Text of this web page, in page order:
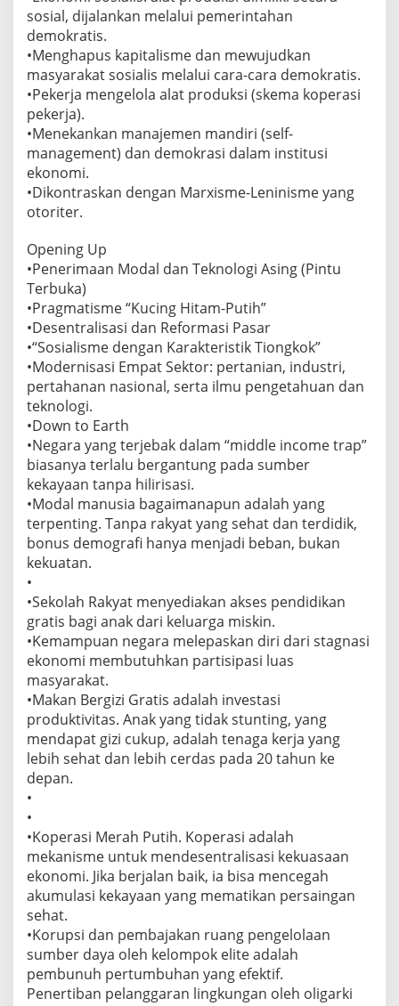
sosial, dijalankan melalui pemerintahan
demokratis.
•Menghapus kapitalisme dan mewujudkan
masyarakat sosialis melalui cara-cara demokratis.
•Pekerja mengelola alat produksi (skema koperasi
pekerja).
•Menekankan manajemen mandiri (self-
management) dan demokrasi dalam institusi
ekonomi.
•Dikontraskan dengan Marxisme-Leninisme yang
otoriter.
Opening Up
•Penerimaan Modal dan Teknologi Asing (Pintu
Terbuka)
•Pragmatisme “Kucing Hitam-Putih”
•Desentralisasi dan Reformasi Pasar
•“Sosialisme dengan Karakteristik Tiongkok”
•Modernisasi Empat Sektor: pertanian, industri,
pertahanan nasional, serta ilmu pengetahuan dan
teknologi.
•Down to Earth
•Negara yang terjebak dalam “middle income trap”
biasanya terlalu bergantung pada sumber
kekayaan tanpa hilirisasi.
•Modal manusia bagaimanapun adalah yang
terpenting. Tanpa rakyat yang sehat dan terdidik,
bonus demografi hanya menjadi beban, bukan
kekuatan.
•
•Sekolah Rakyat menyediakan akses pendidikan
gratis bagi anak dari keluarga miskin.
•Kemampuan negara melepaskan diri dari stagnasi
ekonomi membutuhkan partisipasi luas
masyarakat.
•Makan Bergizi Gratis adalah investasi
produktivitas. Anak yang tidak stunting, yang
mendapat gizi cukup, adalah tenaga kerja yang
lebih sehat dan lebih cerdas pada 20 tahun ke
depan.
•
•
•Koperasi Merah Putih. Koperasi adalah
mekanisme untuk mendesentralisasi kekuasaan
ekonomi. Jika berjalan baik, ia bisa mencegah
akumulasi kekayaan yang mematikan persaingan
sehat.
•Korupsi dan pembajakan ruang pengelolaan
sumber daya oleh kelompok elite adalah
pembunuh pertumbuhan yang efektif.
Penertiban pelanggaran lingkungan oleh oligarki